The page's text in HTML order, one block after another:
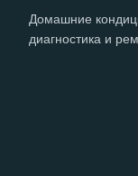
Домашние
диагностика и